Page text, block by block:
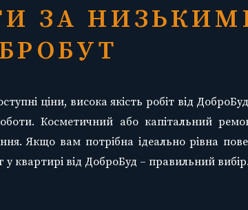
ЗА
ціни, висока якість робіт від
Косметичний або капітальний
Якщо вам потрібна ідеально рівна
квартирі від ДоброБуд – правильний вибір.